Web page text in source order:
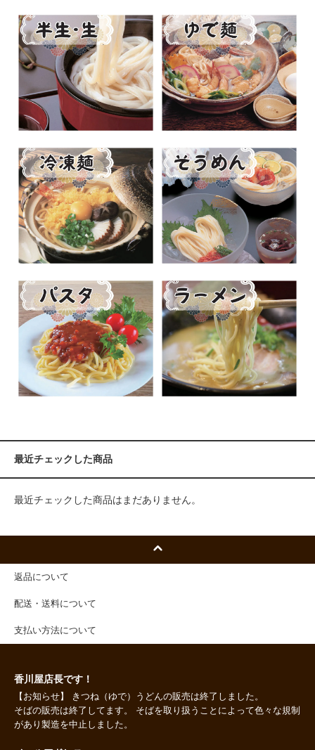
最近チェックした商品
最近チェックした商品はまだありません。
返品について
配送・送料について
支払い方法について
香川屋店長です！
【お知らせ】 きつね（ゆで）うどんの販売は終了しました。
そばの販売は終了してます。 そばを取り扱うことによって色々な規制
があり製造を中止しました。